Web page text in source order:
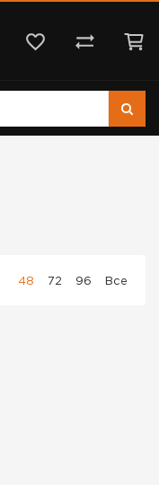
48 72 96 Все